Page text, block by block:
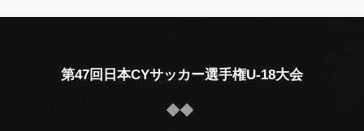
第47回日本CYサッカー選手権U-18大会